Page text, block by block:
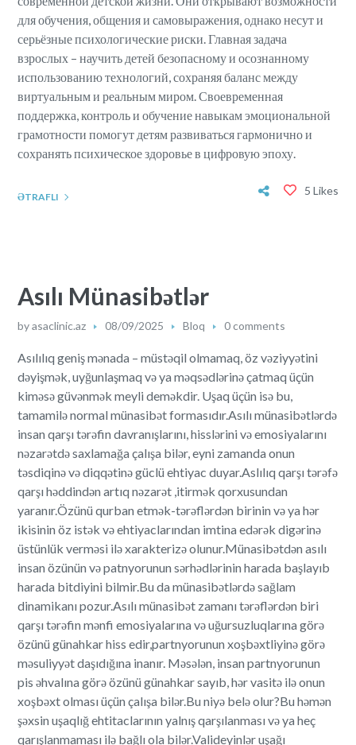
для обучения, общения и самовыражения, однако несут и
серьёзные психологические риски. Главная задача
взрослых – научить детей безопасному и осознанному
использованию технологий, сохраняя баланс между
виртуальным и реальным миром. Своевременная
поддержка, контроль и обучение навыкам эмоциональной
грамотности помогут детям развиваться гармонично и
сохранять психическое здоровье в цифровую эпоху.
ƏTRAFLI 5 Likes
Asılı Münasibətlər
byasaclinic.az 08/09/2025 Bloq 0 comments
Asılılıq geniş mənada – müstəqil olmamaq, öz vəziyyətini
dəyişmək, uyğunlaşmaq və ya məqsədlərinə çatmaq üçün
kiməsə güvənmək meyli deməkdir. Uşaq üçün isə bu,
tamamilə normal münasibət formasıdır.Asılı münasibətlərdə
insan qarşı tərəfin davranışlarını, hisslərini və emosiyalarını
nəzarətdə saxlamağa çalışa bilər, eyni zamanda onun
təsdiqinə və diqqətinə güclü ehtiyac duyar.Aslılıq qarşı tərəfə
qarşı həddindən artıq nəzarət ,itirmək qorxusundan
yaranır.Özünü qurban etmək-tərəflərdən birinin və ya hər
ikisinin öz istək və ehtiyaclarından imtina edərək digərinə
üstünlük verməsi ilə xarakterizə olunur.Münasibətdən asılı
insan özünün və patnyorunun sərhədlərinin harada başlayıb
harada bitdiyini bilmir.Bu da münasibətlərdə sağlam
dinamikanı pozur.Asılı münasibət zamanı tərəflərdən biri
qarşı tərəfin mənfi emosiyalarına və uğursuzluqlarına görə
özünü günahkar hiss edir,partnyorunun xoşbəxtliyinə görə
məsuliyyət daşıdığına inanır. Məsələn, insan partnyorunun
pis əhvalına görə özünü günahkar sayıb, hər vasitə ilə onun
xoşbəxt olması üçün çalışa bilər.Bu niyə belə olur?Bu həmən
şəxsin uşaqlığ ehtitaclarının yalnış qarşılanması və ya heç
qarışlanmaması ilə bağlı ola bilər.Valideyinlər uşağı